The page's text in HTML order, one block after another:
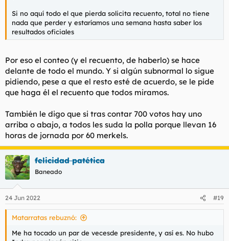
Si no aquí todo el que pierda solicita recuento, total no tiene
nada que perder y estaríamos una semana hasta saber los
resultados oficiales
Por eso el conteo (y el recuento, de haberlo) se hace
delante de todo el mundo. Y si algún subnormal lo sigue
pidiendo, pese a que el resto esté de acuerdo, se le pide
que haga él el recuento que todos miramos.
También le digo que si tras contar 700 votos hay uno
arriba o abajo, a todos les suda la polla porque llevan 16
horas de jornada por 60 merkels.
felicidad patética
Baneado
24 Jun 2022 #19
Matarratas rebuznó:
Me ha tocado un par de vecesde presidente, y así es. No hubo